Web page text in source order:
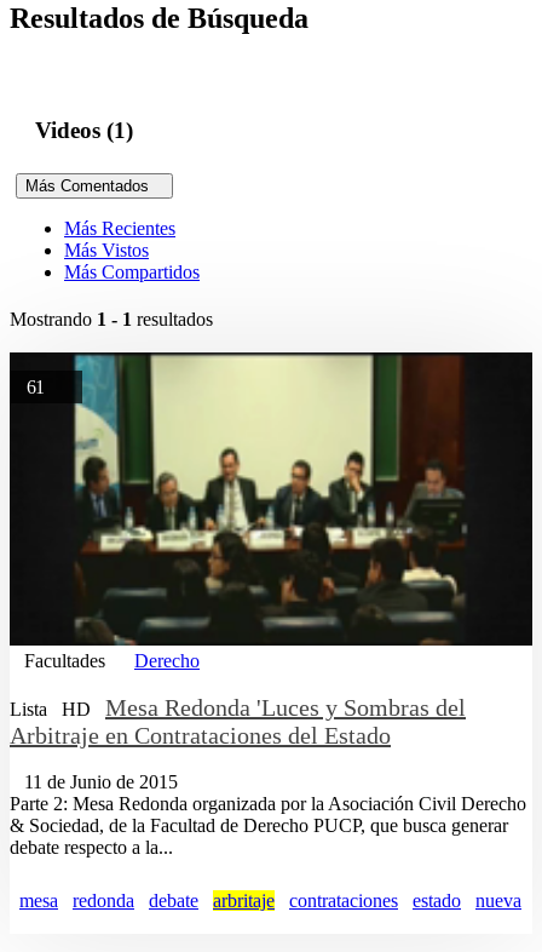
Resultados de Búsqueda
Videos (1)
Más Comentados
Más Recientes
Más Vistos
Más Compartidos
Mostrando 1 - 1 resultados
61
Facultades Derecho
Lista HD
Mesa Redonda 'Luces y Sombras del
Arbitraje en Contrataciones del Estado
11 de Junio de 2015
Parte 2: Mesa Redonda organizada por la Asociación Civil Derecho
& Sociedad, de la Facultad de Derecho PUCP, que busca generar
debate respecto a la...
mesa redonda debate arbritaje contrataciones estado nueva